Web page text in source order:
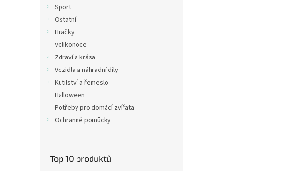
Sport
Ostatní
Hračky
Velikonoce
Zdraví a krása
Vozidla a náhradní díly
Kutilství a řemeslo
Halloween
Potřeby pro domácí zvířata
Ochranné pomůcky
Top 10 produktů